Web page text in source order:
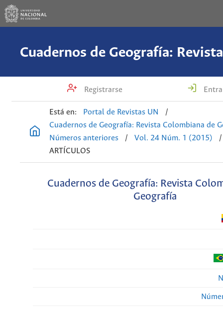
Registrarse
Está en: Portal de Revistas UN
/
Cuadernos de Geografía: Revista Colombiana de
Números anteriores
/ Vol. 24 Núm. 1 (2015)
/
ARTÍCULOS
Cuadernos de Geografía: Revista
Geografía